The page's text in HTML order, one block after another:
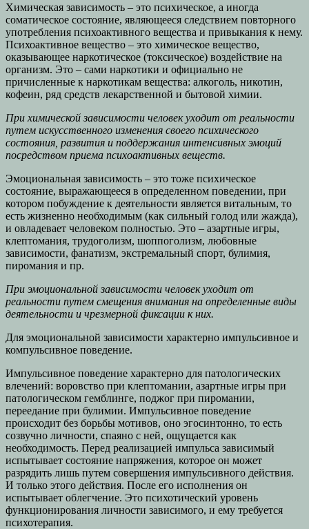
Химическая зависимость – это психическое, а иногда
соматическое состояние, являющееся следствием повторного
употребления психоактивного вещества и привыкания к нему.
Психоактивное вещество – это химическое вещество,
оказывающее наркотическое (токсическое) воздействие на
организм. Это – сами наркотики и официально не
причисленные к наркотикам вещества: алкоголь, никотин,
кофеин, ряд средств лекарственной и бытовой химии.
При химической зависимости человек уходит от реальности
путем искусственного изменения своего психического
состояния, развития и поддержания интенсивных эмоций
посредством приема психоактивных веществ.
Эмоциональная зависимость – это тоже психическое
состояние, выражающееся в определенном поведении, при
котором побуждение к деятельности является витальным, то
есть жизненно необходимым (как сильный голод или жажда),
и овладевает человеком полностью. Это – азартные игры,
клептомания, трудоголизм, шоппоголизм, любовные
зависимости, фанатизм, экстремальный спорт, булимия,
пиромания и пр.
При эмоциональной зависимости человек уходит от
реальности путем смещения внимания на определенные виды
деятельности и чрезмерной фиксации к них.
Для эмоциональной зависимости характерно импульсивное и
компульсивное поведение.
Импульсивное поведение характерно для патологических
влечений: воровство при клептомании, азартные игры при
патологическом гемблинге, поджог при пиромании,
переедание при булимии. Импульсивное поведение
происходит без борьбы мотивов, оно эгосинтонно, то есть
созвучно личности, спаяно с ней, ощущается как
необходимость. Перед реализацией импульса зависимый
испытывает состояние напряжения, которое он может
разрядить лишь путем совершения импульсивного действия.
И только этого действия. После его исполнения он
испытывает облегчение. Это психотический уровень
функционирования личности зависимого, и ему требуется
психотерапия.